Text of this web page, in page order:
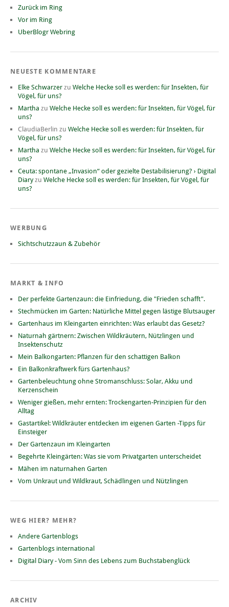
Zurück im Ring
Vor im Ring
UberBlogr Webring
NEUESTE KOMMENTARE
Elke Schwarzer zu Welche Hecke soll es werden: für Insekten, für
Vögel, für uns?
Martha zu Welche Hecke soll es werden: für Insekten, für Vögel, für
uns?
ClaudiaBerlin zu Welche Hecke soll es werden: für Insekten, für
Vögel, für uns?
Martha zu Welche Hecke soll es werden: für Insekten, für Vögel, für
uns?
Ceuta: spontane „Invasion“ oder gezielte Destabilisierung? › Digital
Diaryzu Welche Hecke soll es werden: für Insekten, für Vögel, für
uns?
WERBUNG
Sichtschutzzaun & Zubehör
MARKT & INFO
Der perfekte Gartenzaun: die Einfriedung, die "Frieden schafft".
Stechmücken im Garten: Natürliche Mittel gegen lästige Blutsauger
Gartenhaus im Kleingarten einrichten: Was erlaubt das Gesetz?
Naturnah gärtnern: Zwischen Wildkräutern, Nützlingen und
Insektenschutz
Mein Balkongarten: Pflanzen für den schattigen Balkon
Ein Balkonkraftwerk fürs Gartenhaus?
Gartenbeleuchtung ohne Stromanschluss: Solar, Akku und
Kerzenschein
Weniger gießen, mehr ernten: Trockengarten-Prinzipien für den
Alltag
Gastartikel: Wildkräuter entdecken im eigenen Garten -Tipps für
Einsteiger
Der Gartenzaun im Kleingarten
Begehrte Kleingärten: Was sie vom Privatgarten unterscheidet
Mähen im naturnahen Garten
Vom Unkraut und Wildkraut, Schädlingen und Nützlingen
WEG HIER? MEHR?
Andere Gartenblogs
Gartenblogs international
Digital Diary - Vom Sinn des Lebens zum Buchstabenglück
ARCHIV